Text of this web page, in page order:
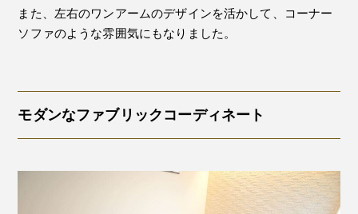
また、左右のワンアームのデザインを活かして、コーナー
ソファのような雰囲気にもなりました。
モダンなファブリックコーディネート